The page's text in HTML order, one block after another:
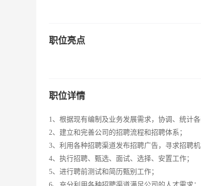
职位亮点
职位详情
1、根据现有编制及业务发展需求，协调、统计
2、建立和完善公司的招聘流程和招聘体系；
3、利用各种招聘渠道发布招聘广告，寻求招聘机
4、执行招聘、甄选、面试、选择、安置工作；
5、进行聘前测试和简历甄别工作；